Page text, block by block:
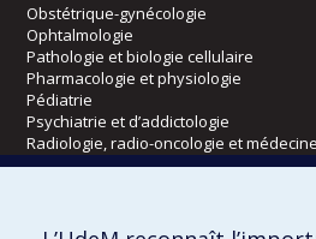
Obstétrique-gynécologie
Ophtalmologie
Pathologie et biologie cellulaire
Pharmacologie et physiologie
Pédiatrie
Psychiatrie et d’addictologie
Radiologie, radio-oncologie et